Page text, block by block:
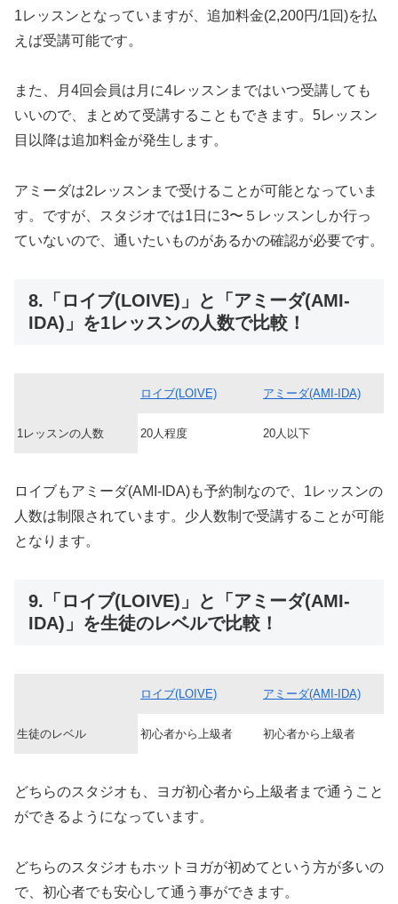
1レッスンとなっていますが、追加料金(2,200円/1回)を払
えば受講可能です。
また、月4回会員は月に4レッスンまではいつ受講しても
いいので、まとめて受講することもできます。5レッスン
目以降は追加料金が発生します。
アミーダは2レッスンまで受けることが可能となっていま
す。ですが、スタジオでは1日に3〜５レッスンしか行っ
ていないので、通いたいものがあるかの確認が必要です。
8.「ロイブ(LOIVE)」と「アミーダ(AMI-
IDA)」を1レッスンの人数で比較！
ロイブ(LOIVE) アミーダ(AMI-IDA)
1レッスンの人数 20人程度 20人以下
ロイブもアミーダ(AMI-IDA)も予約制なので、1レッスンの
人数は制限されています。少人数制で受講することが可能
となります。
9.「ロイブ(LOIVE)」と「アミーダ(AMI-
IDA)」を生徒のレベルで比較！
ロイブ(LOIVE) アミーダ(AMI-IDA)
生徒のレベル 初心者から上級者 初心者から上級者
どちらのスタジオも、ヨガ初心者から上級者まで通うこと
ができるようになっています。
どちらのスタジオもホットヨガが初めてという方が多いの
で、初心者でも安心して通う事ができます。